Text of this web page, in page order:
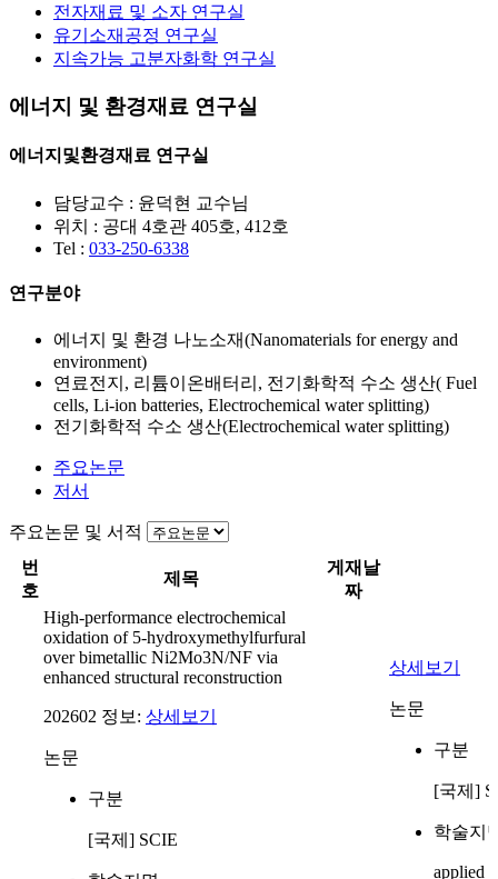
전자재료 및 소자 연구실
유기소재공정 연구실
지속가능 고분자화학 연구실
에너지 및 환경재료 연구실
에너지및환경재료 연구실
담당교수 : 윤덕현 교수님
위치 : 공대 4호관 405호, 412호
Tel : 033-250-6338
연구분야
에너지 및 환경 나노소재(Nanomaterials for energy and
environment)
연료전지, 리튬이온배터리, 전기화학적 수소 생산( Fuel
cells, Li-ion batteries, Electrochemical water splitting)
전기화학적 수소 생산(Electrochemical water splitting)
주요논문
저서
주요논문 및 서적